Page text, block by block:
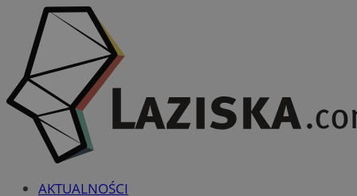
AKTUALNOŚCI